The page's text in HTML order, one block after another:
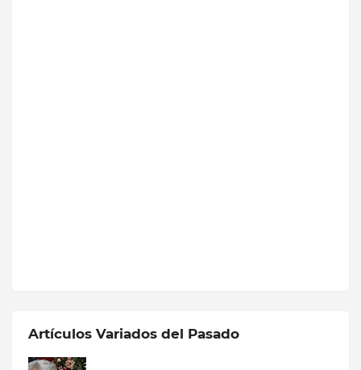
Artículos Variados del Pasado